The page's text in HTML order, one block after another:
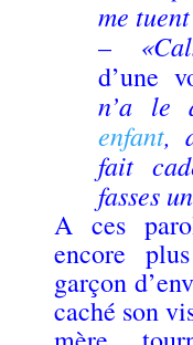
me
–
d’une
n’a le
enfant,
fait
fasses
A ces
encore
garçon
caché son